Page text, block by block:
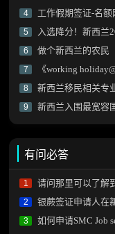
4 工作假期签证-名
5 入选降分！新西兰
6 做个新西兰的农民
7 《working
8 新西兰移民相关专
9 新西兰入围最宽容
有问必答
1 请问那里可以了解
2 银蕨签证申请人在
3 如何申请SMC Job